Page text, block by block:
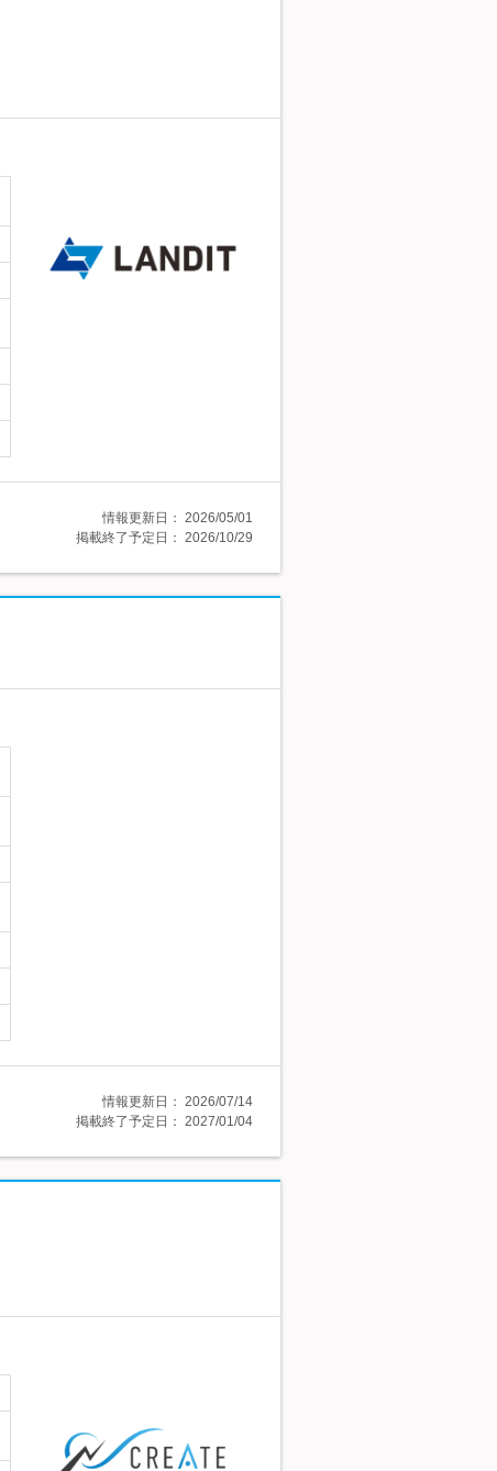
情報更新日： 2026/05/01
掲載終了予定日： 2026/10/29
情報更新日： 2026/07/14
掲載終了予定日： 2027/01/04